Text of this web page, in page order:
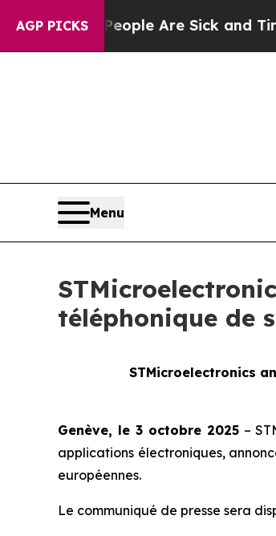
AGP PICKS
Win: “People Are Sick and Tired of
Menu
téléphonique de
STMicroelectronics
Genève, le 3 octobre 2025–
applications électroniques,
européennes.
Le communiqué de presse sera